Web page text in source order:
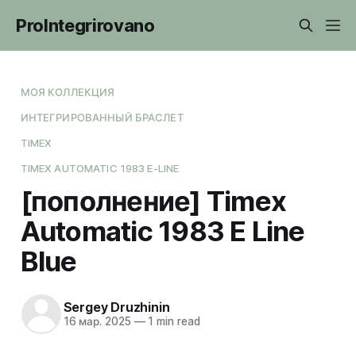
ProIntegrirovano
МОЯ КОЛЛЕКЦИЯ
ИНТЕГРИРОВАННЫЙ БРАСЛЕТ
TIMEX
TIMEX AUTOMATIC 1983 E-LINE
[пополнение] Timex
Automatic 1983 E Line
Blue
Sergey Druzhinin
16 мар. 2025 —1 min read